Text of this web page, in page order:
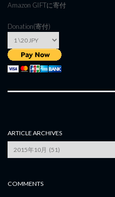
Amazon GIFTに寄付
Donation(寄付)
ARTICLE ARCHIVES
Archives
COMMENTS